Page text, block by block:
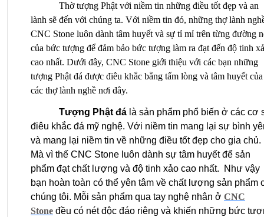
Thờ tượng Phật với niềm tin những điều tốt đẹp và an
lành sẽ đến với chúng ta. Với niềm tin đó, những thợ lành
CNC Stone luôn dành tâm huyết và sự tỉ mỉ trên từng đường
của bức tượng để đảm bảo bức tượng làm ra đạt đến độ tinh
cao nhất. Dưới đây, CNC Stone giới thiệu với các bạn những
tượng Phật đá được điêu khắc bằng tấm lòng và tâm huyết của
các thợ lành nghề nơi đây.
Tượng Phật đá là sản phẩm phổ biến ở các cơ
điêu khắc đá mỹ nghệ. Với niềm tin mang lại sự bình
và mang lại niềm tin về những điều tốt đẹp cho gia chủ.
Mà vì thế CNC Stone luôn dành sự tâm huyết để sản
phẩm đạt chất lượng và độ tinh xảo cao nhất. Như vậy
bạn hoàn toàn có thể yên tâm về chất lượng sản phẩm
chúng tôi. Mỗi sản phẩm qua tay nghệ nhân ở CNC
Stone đều có nét độc đáo riêng và khiến những bức